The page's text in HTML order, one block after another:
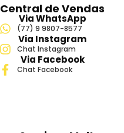
Central de Vendas
Via WhatsApp
(77) 9 9807-8577
Via Instagram
Chat Instagram
Via Facebook
Chat Facebook